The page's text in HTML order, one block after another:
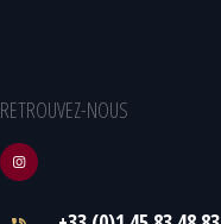
RETROUVEZ-NOUS